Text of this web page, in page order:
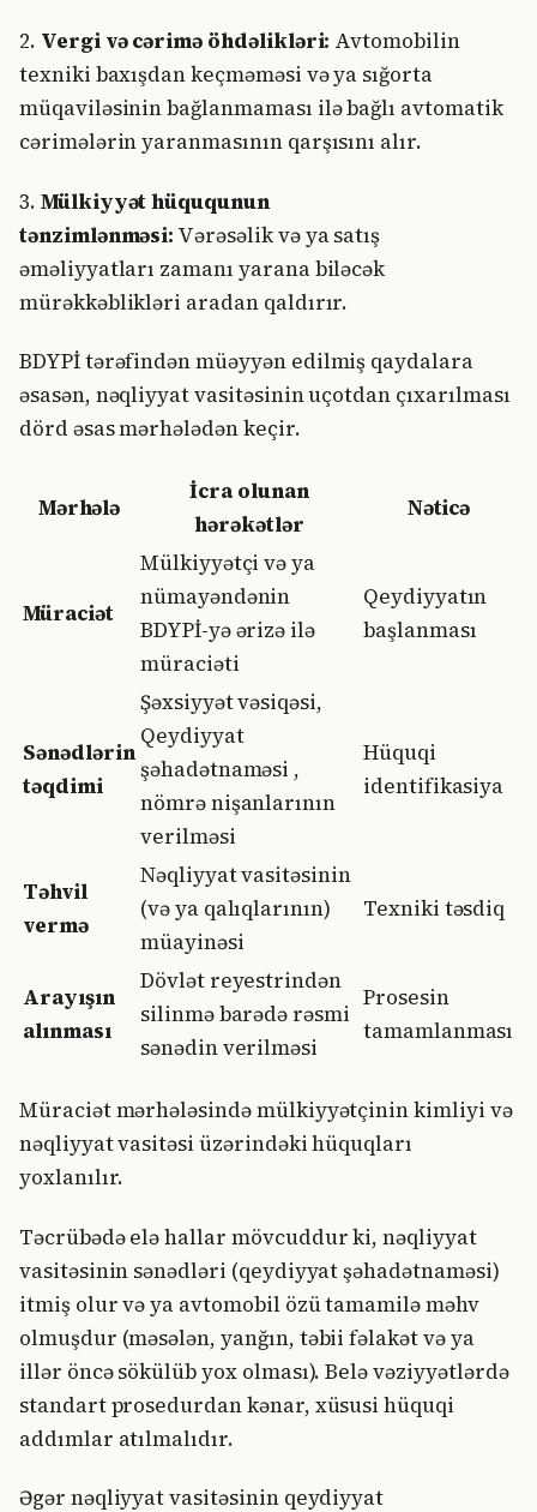
2. Vergi və cərimə öhdəlikləri: Avtomobilin
texniki baxışdan keçməməsi və ya sığorta
müqaviləsinin bağlanmaması ilə bağlı avtomatik
cərimələrin yaranmasının qarşısını alır.
3. Mülkiyyət hüququnun
tənzimlənməsi: Vərəsəlik və ya satış
əməliyyatları zamanı yarana biləcək
mürəkkəblikləri aradan qaldırır.
BDYPİ tərəfindən müəyyən edilmiş qaydalara
əsasən, nəqliyyat vasitəsinin uçotdan çıxarılması
dörd əsas mərhələdən keçir.
Mərhələ
İcra olunan
hərəkətlər
Nəticə
Müraciət
Mülkiyyətçi və ya
nümayəndənin
BDYPİ-yə ərizə ilə
müraciəti
Qeydiyyatın
başlanması
Sənədlərin
təqdimi
Şəxsiyyət vəsiqəsi,
Qeydiyyat
şəhadətnaməsi ,
nömrə nişanlarının
verilməsi
Hüquqi
identifikasiya
Təhvil
vermə
Nəqliyyat vasitəsinin
(və ya qalıqlarının)
müayinəsi
Texniki təsdiq
Arayışın
alınması
Dövlət reyestrindən
silinmə barədə rəsmi
sənədin verilməsi
Prosesin
tamamlanması
Müraciət mərhələsində mülkiyyətçinin kimliyi və
nəqliyyat vasitəsi üzərindəki hüquqları
yoxlanılır.
Təcrübədə elə hallar mövcuddur ki, nəqliyyat
vasitəsinin sənədləri (qeydiyyat şəhadətnaməsi)
itmiş olur və ya avtomobil özü tamamilə məhv
olmuşdur (məsələn, yanğın, təbii fəlakət və ya
illər öncə sökülüb yox olması). Belə vəziyyətlərdə
standart prosedurdan kənar, xüsusi hüquqi
addımlar atılmalıdır.
Əgər nəqliyyat vasitəsinin qeydiyyat